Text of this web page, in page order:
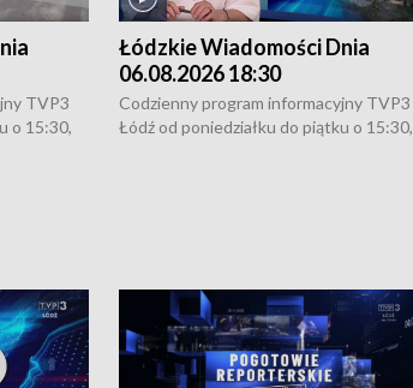
TVP3
o 15:30,
Łódzkie Wiadomości Dnia
06.08.2026 18:30
Codzienny program informacyjny TVP3
Łódź od poniedziałku do piątku o 15:30,